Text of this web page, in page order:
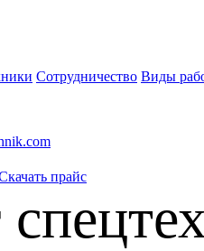
Сотрудничество Виды
прайс